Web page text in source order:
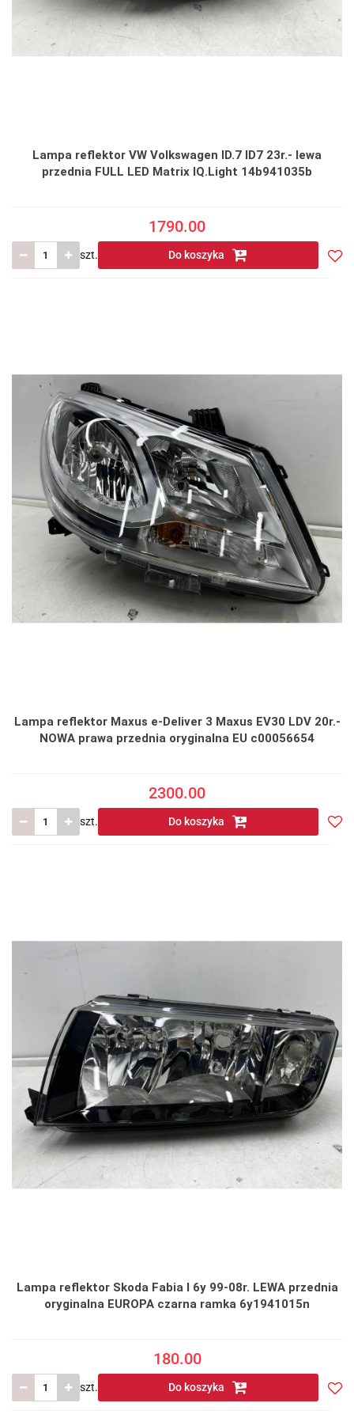
Lampa reflektor VW Volkswagen ID.7 ID7 23r.- lewa
przednia FULL LED Matrix IQ.Light 14b941035b
1790.00
szt. Do koszyka
Lampa reflektor Maxus e-Deliver 3 Maxus EV30 LDV 20r.-
NOWA prawa przednia oryginalna EU c00056654
2300.00
szt. Do koszyka
Lampa reflektor Skoda Fabia I 6y 99-08r. LEWA przednia
oryginalna EUROPA czarna ramka 6y1941015n
180.00
szt. Do koszyka